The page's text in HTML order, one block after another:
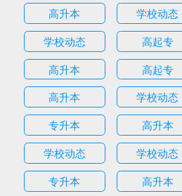
高升本
学校动态
学校动态
高起专
高升本
高起专
高升本
学校动态
专升本
高升本
学校动态
学校动态
专升本
高升本